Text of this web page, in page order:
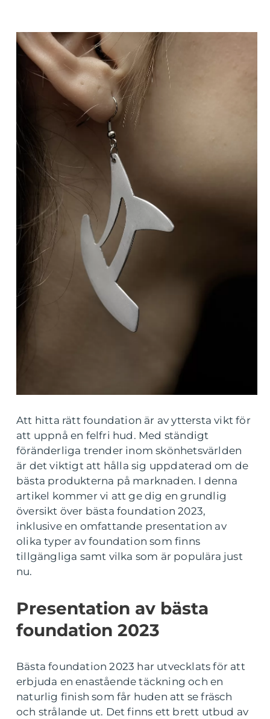
Att hitta rätt foundation är av yttersta vikt för
att uppnå en felfri hud. Med ständigt
föränderliga trender inom skönhetsvärlden
är det viktigt att hålla sig uppdaterad om de
bästa produkterna på marknaden. I denna
artikel kommer vi att ge dig en grundlig
översikt över bästa foundation 2023,
inklusive en omfattande presentation av
olika typer av foundation som finns
tillgängliga samt vilka som är populära just
nu.
Presentation av bästa
foundation 2023
Bästa foundation 2023 har utvecklats för att
erbjuda en enastående täckning och en
naturlig finish som får huden att se fräsch
och strålande ut. Det finns ett brett utbud av